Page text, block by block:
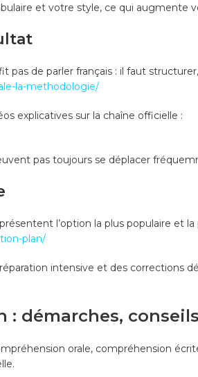
et votre style, ce qui augmente
pas de parler français : il faut
la-methodologie/
explicatives sur la chaîne officielle :
pas toujours se déplacer
l’option la plus populaire et la
plan/
intensive et des corrections
: démarches,
orale, compréhension